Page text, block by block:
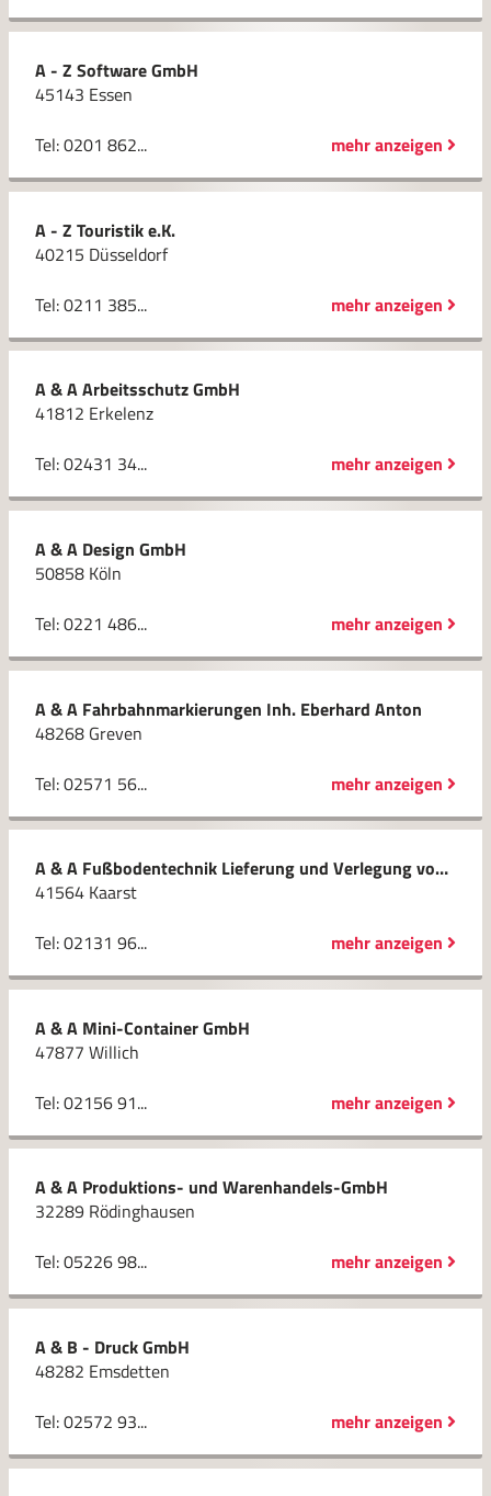
A - Z Software GmbH
45143 Essen
Tel: 0201 862...
mehr anzeigen
A - Z Touristik e.K.
40215 Düsseldorf
Tel: 0211 385...
mehr anzeigen
A & A Arbeitsschutz GmbH
41812 Erkelenz
Tel: 02431 34...
mehr anzeigen
A & A Design GmbH
50858 Köln
Tel: 0221 486...
mehr anzeigen
A & A Fahrbahnmarkierungen Inh. Eberhard Anton
48268 Greven
Tel: 02571 56...
mehr anzeigen
A & A Fußbodentechnik Lieferung und Verlegung von Bodenbelägen GmbH
41564 Kaarst
Tel: 02131 96...
mehr anzeigen
A & A Mini-Container GmbH
47877 Willich
Tel: 02156 91...
mehr anzeigen
A & A Produktions- und Warenhandels-GmbH
32289 Rödinghausen
Tel: 05226 98...
mehr anzeigen
A & B - Druck GmbH
48282 Emsdetten
Tel: 02572 93...
mehr anzeigen